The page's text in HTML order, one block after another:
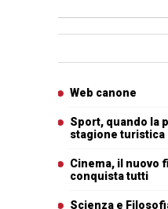
Web canone
Sport, quando la
stagione turistica
Cinema, il nuovo
conquista tutti
Scienza e